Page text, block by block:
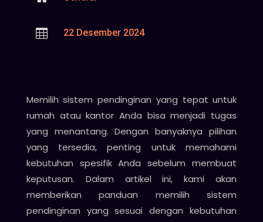
 22 Desember 2024
Memilih sistem pendinginan yang tepat untuk
rumah atau kantor Anda bisa menjadi tugas
yang menantang. Dengan banyaknya pilihan
yang tersedia, penting untuk memahami
kebutuhan spesifik Anda sebelum membuat
keputusan. Dalam artikel ini, kami akan
memberikan panduan memilih sistem
pendinginan yang sesuai dengan kebutuhan